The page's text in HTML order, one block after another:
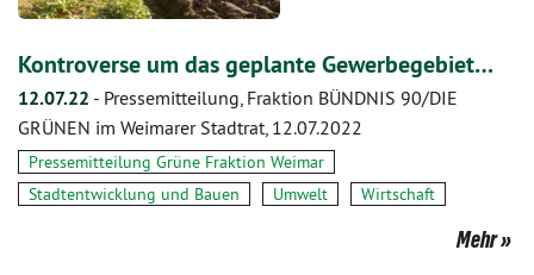
Kontroverse um das geplante Gewerbegebiet…
12.07.22 - Pressemitteilung, Fraktion BÜNDNIS 90/DIE
GRÜNEN im Weimarer Stadtrat, 12.07.2022
Pressemitteilung Grüne Fraktion Weimar
Stadtentwicklung und Bauen
Umwelt Wirtschaft
Mehr